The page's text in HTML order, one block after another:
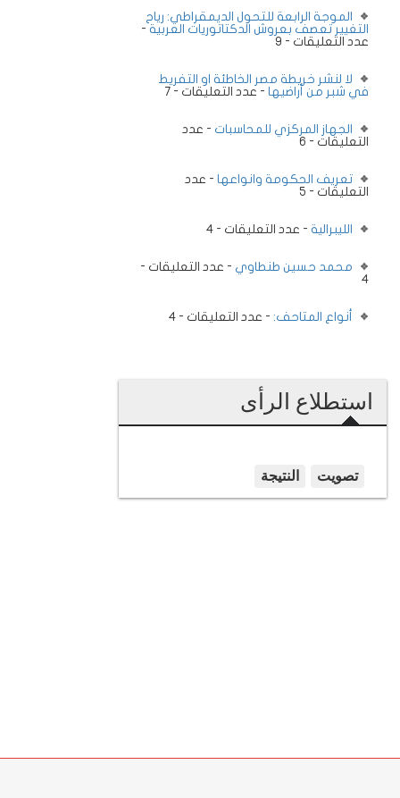
الموجة الرابعة للتحول الديمقراطي: رياح
التغيير تعصف بعروش الدكتاتوريات العربية -
عدد التعليقات - 9
لا لنشر خريطة مصر الخاطئة او التفريط
في شبر من أراضيها - عدد التعليقات - 7
الجهاز المركزي للمحاسبات - عدد
التعليقات - 6
تعريف الحكومة وانواعها - عدد
التعليقات - 5
الليبرالية - عدد التعليقات - 4
محمد حسين طنطاوي - عدد التعليقات -
4
أنواع المتاحف: - عدد التعليقات - 4
استطلاع الرأى